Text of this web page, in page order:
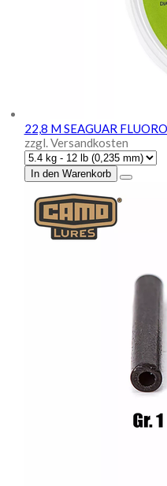
22,8 M SEAGUAR
zzgl. Versandkosten
In den Warenkorb